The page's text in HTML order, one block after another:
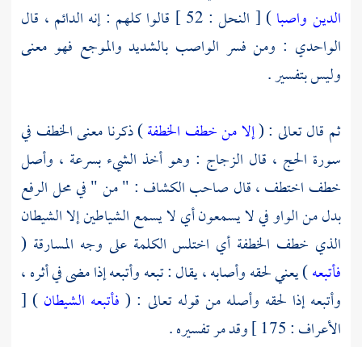
الدين واصبا) [ النحل : 52 ] قالوا كلهم : إنه الدائم ، قال
الواحدي : ومن فسر الواصب بالشديد والموجع فهو معنى
وليس بتفسير .
ثم قال تعالى : (إلا من خطف الخطفة) ذكرنا معنى الخطف في
سورة الحج ، قال الزجاج : وهو أخذ الشيء بسرعة ، وأصل
خطف اختطف ، قال صاحب الكشاف : " من " في محل الرفع
بدل من الواو في لا يسمعون أي لا يسمع الشياطين إلا الشيطان
الذي خطف الخطفة أي اختلس الكلمة على وجه المسارقة (
فأتبعه) يعني لحقه وأصابه ، يقال : تبعه وأتبعه إذا مضى في أثره ،
وأتبعه إذا لحقه وأصله من قوله تعالى : ( فأتبعه الشيطان ) [
الأعراف : 175 ] وقد مر تفسيره .